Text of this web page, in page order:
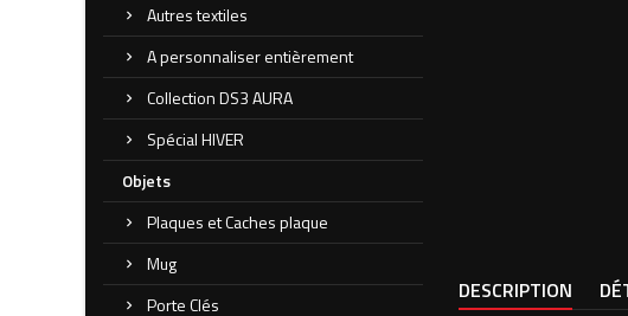
Autres textiles
A personnaliser entièrement
Collection DS3 AURA
Spécial HIVER
Objets
Plaques et Caches plaque
Mug
Porte Clés
DESCRIPTION